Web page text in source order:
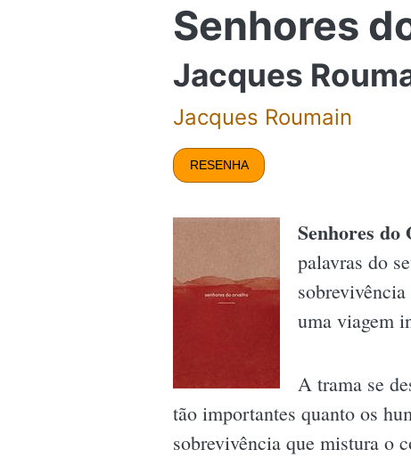
Senhores
Jacques
Jacques Roumain
RESENHA
Senhores do
palavras do
uma viagem
A trama se
tão importantes quanto os
sobrevivência que mistura o